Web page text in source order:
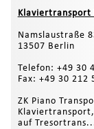
Klaviertransport
Namslaustraße
13507 Berlin
Telefon: +49 30
Fax: +49 30 212
ZK Piano
auf